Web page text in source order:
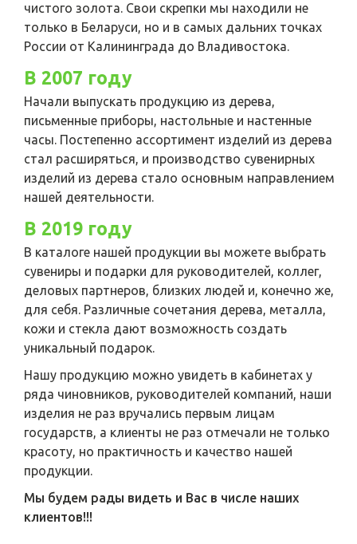
чистого золота. Свои скрепки мы находили не
только в Беларуси, но и в самых дальних точках
России от Калининграда до Владивостока.
В 2007 году
Начали выпускать продукцию из дерева,
письменные приборы, настольные и настенные
часы. Постепенно ассортимент изделий из дерева
стал расширяться, и производство сувенирных
изделий из дерева стало основным направлением
нашей деятельности.
В 2019 году
В каталоге нашей продукции вы можете выбрать
сувениры и подарки для руководителей, коллег,
деловых партнеров, близких людей и, конечно же,
для себя. Различные сочетания дерева, металла,
кожи и стекла дают возможность создать
уникальный подарок.
Нашу продукцию можно увидеть в кабинетах у
ряда чиновников, руководителей компаний, наши
изделия не раз вручались первым лицам
государств, а клиенты не раз отмечали не только
красоту, но практичность и качество нашей
продукции.
Мы будем рады видеть и Вас в числе наших
клиентов!!!